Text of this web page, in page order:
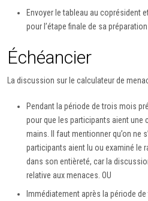
Envoyer le tableau au coprésident
pour l’étape finale de sa
Échéancier
La discussion sur le calculateur de
Pendant la période de trois mois
pour que les participants aient une
mains. Il faut mentionner qu’on ne
participants aient lu ou examiné le
dans son entièreté, car la
relative aux menaces. OU
Immédiatement après la période